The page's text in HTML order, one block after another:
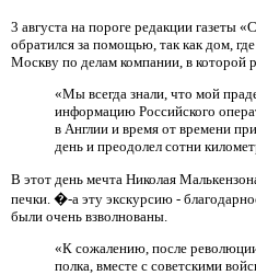
3 августа на пороге редакции
обратился за помощью, так как дом,
Москву по делам компании, в которой
«Мы всегда знали, что мой
информацию Российского
в Англии и время от времени
день и преодолел сотни
В этот день мечта Николая
печки. �-а эту экскурсию -
были очень взволнованы.
«К сожалению, после
полка, вместе с советскими